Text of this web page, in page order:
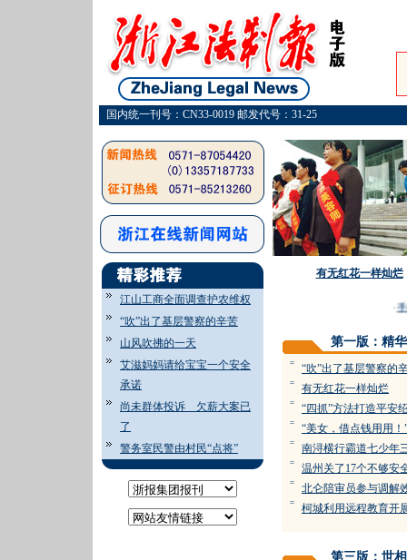
国内统一刊号：CN33-0019 邮发代号：31-25
江山工商全面调查护农维权
“吹”出了基层警察的辛苦
山风吹拂的一天
艾滋妈妈请给宝宝一个安全
承诺
尚未群体投诉 欠薪大案已
了
警务室民警由村民“点将”
有无红花一样灿烂
手
第一版：精
= “吹”出了基层警察的
= 有无红花一样灿烂
= “四抓”方法打造平安
= “美女，借点钱用用！
= 南浔横行霸道七少年
= 温州关了17个不够安
= 北仑陪审员参与调解
= 柯城利用远程教育开
第三版：世相